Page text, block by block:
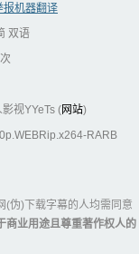
报机器翻译
双语
影视YYeTs (网站)
RARB
(伪)下载字幕的人均需同意
商业用途且尊重著作权人的